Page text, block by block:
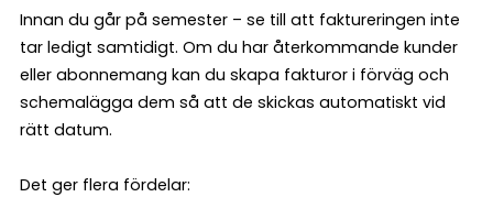
Innan du går på semester – se till att faktureringen inte
tar ledigt samtidigt. Om du har återkommande kunder
eller abonnemang kan du skapa fakturor i förväg och
schemalägga dem så att de skickas automatiskt vid
rätt datum.
Det ger flera fördelar: